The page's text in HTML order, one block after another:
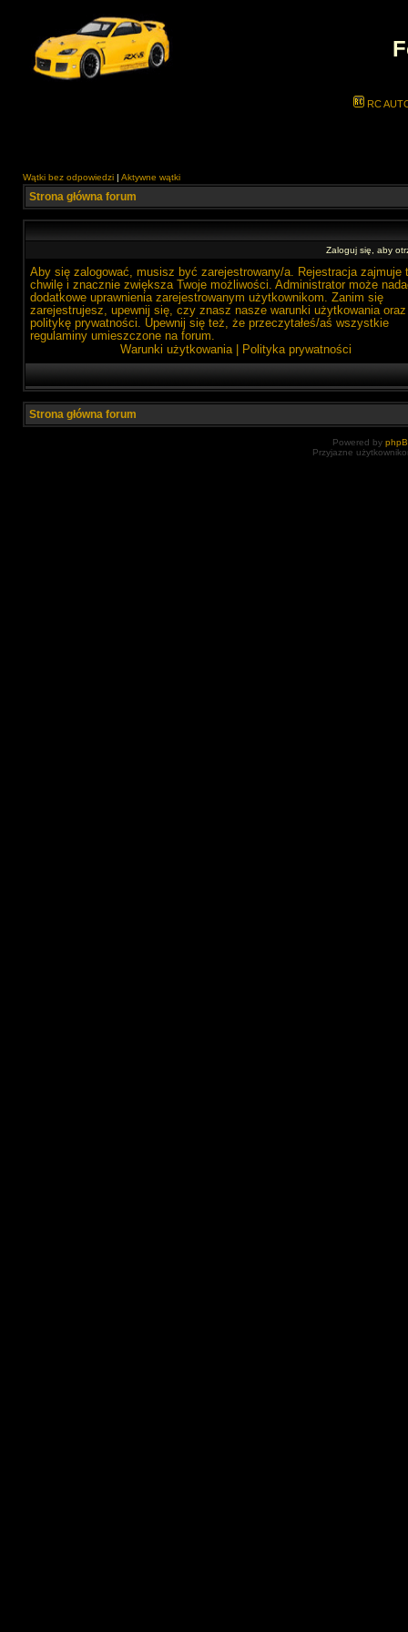
RC
Wątki bez odpowiedzi | Aktywne wątki
Strona główna forum
Zaloguj się, aby
Aby się zalogować, musisz być zarejestrowany/a. Rejestracja zajmuje
chwilę i znacznie zwiększa Twoje możliwości. Administrator może
dodatkowe uprawnienia zarejestrowanym użytkownikom. Zanim się
zarejestrujesz, upewnij się, czy znasz nasze warunki użytkowania oraz
politykę prywatności. Upewnij się też, że przeczytałeś/aś wszystkie
regulaminy umieszczone na forum.
Warunki użytkowania| Polityka prywatności
Strona główna forum
Powered by
Przyjazne